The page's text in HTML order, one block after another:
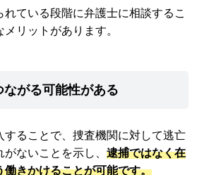
ている段階に弁護士に相談するこ
リットがあります。
がる可能性がある
することで、捜査機関に対して逃亡
がないことを示し、逮捕ではなく在
働きかけることが可能です。